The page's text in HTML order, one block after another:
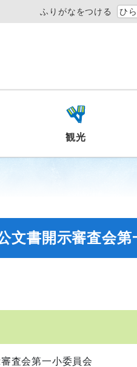
ふりがなをつける ひ
観光
書開示審査会第
会第一小委員会